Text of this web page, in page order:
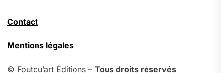
Contact
Mentions légales
© Foutou’art Éditions – Tous droits réservés